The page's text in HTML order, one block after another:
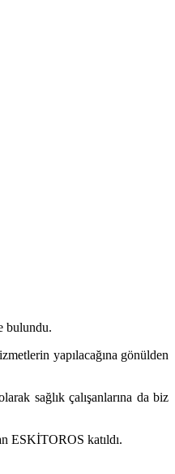
bulundu.
yapılacağına gönülden
sağlık çalışanlarına da biz
ESKİTOROS katıldı.